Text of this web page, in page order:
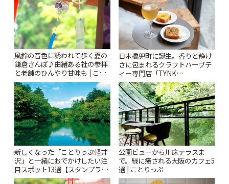
風鈴の音色に誘われて歩く夏の
鎌倉さんぽ♪由緒ある社の参拝
と老舗のひんやり甘味も | こと
りっぷ
日本橋兜町に誕生。香りと静け
さに包まれるクラフトハーブテ
ィー専門店「TYNK
Kabutocho」 | ことりっぷ
新しくなった「ことりっぷ軽井
沢」と一緒におでかけしたい注
目スポット13選【スタンプラリ
ー開催中】 | ことりっぷ
公園ビューから川床テラスま
で。緑に癒される大阪のカフェ5
選 | ことりっぷ